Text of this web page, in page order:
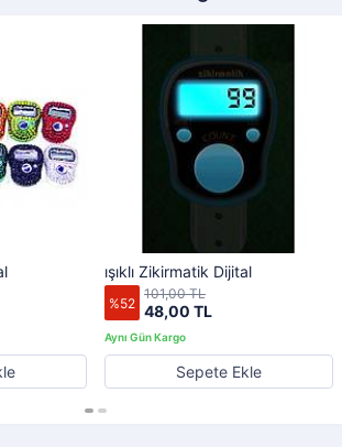
ışıklı Zikirmatik Dijital
%52 48,00 TL
101,00 TL
Sepete Ekle